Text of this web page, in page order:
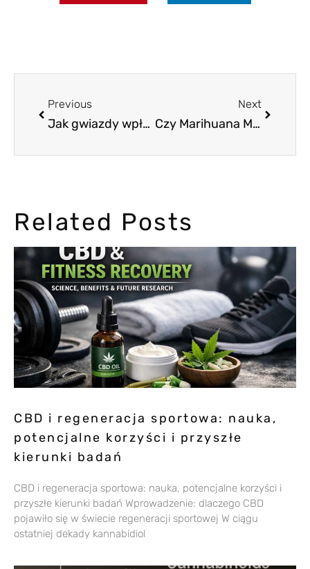
Previous
Jak gwiazdy wpływają na postrzeganie marihuany przez opinię publiczną
Next
Czy Marihuana Może Poprawić Twój Związek?
Related Posts
CBD i regeneracja sportowa: nauka,
potencjalne korzyści i przyszłe
kierunki badań
CBD i regeneracja sportowa: nauka, potencjalne korzyści i
przyszłe kierunki badań Wprowadzenie: dlaczego CBD
pojawiło się w świecie regeneracji sportowej W ciągu
ostatniej dekady kannabidiol